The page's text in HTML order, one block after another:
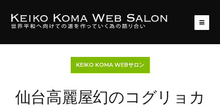
KEIKO KOMA WEBサロン
仙台高麗屋幻のコグリョカ